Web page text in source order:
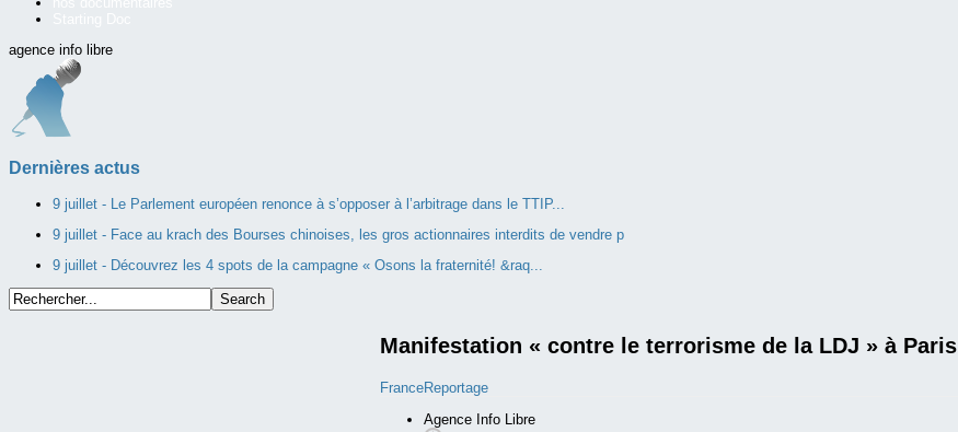
agence info libre
Dernières actus
9 juillet - Le Parlement européen renonce à s’opposer à l’arbitrage dans le TTIP...
9 juillet - Face au krach des Bourses chinoises, les gros actionnaires interdits de vendre p
9 juillet - Découvrez les 4 spots de la campagne « Osons la fraternité! &raq...
Manifestation « contre le terrorisme de la LDJ » à Paris
FranceReportage
Agence Info Libre